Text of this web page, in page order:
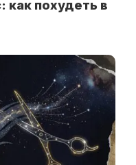
как похудеть в